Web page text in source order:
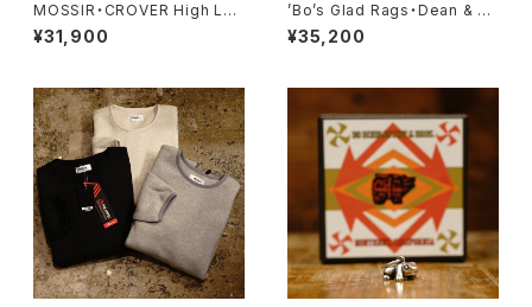
MOSSIR・CROVER High Lof
t【MOSW007】
¥31,900
’Bo’s Glad Rags・Dean & C
ody’s Traveler’s Charm Pu
eblo Crafts Figured Sterlin
¥35,200